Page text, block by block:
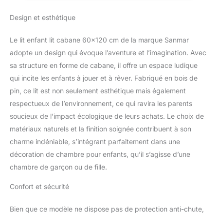
draper du tissu, attacher
des jouets ou suspendre
des guirlandes
possibilités sont infinies
pour créer un
environnement ludique
dans lequel l'imagination
de votre enfant peut
s'épanouir Ne vous
inquiétez pas : la faible
hauteur empêche votre
enfant de se blesser
d'espace pour entrer et
Design et esthétique
Le lit enfant lit cabane 60×120 cm de la marque Sanmar
adopte un design qui évoque l’aventure et l’imagination. Avec
sa structure en forme de cabane, il offre un espace ludique
qui incite les enfants à jouer et à rêver. Fabriqué en bois de
pin, ce lit est non seulement esthétique mais également
respectueux de l’environnement, ce qui ravira les parents
soucieux de l’impact écologique de leurs achats. Le choix de
matériaux naturels et la finition soignée contribuent à son
charme indéniable, s’intégrant parfaitement dans une
décoration de chambre pour enfants, qu’il s’agisse d’une
chambre de garçon ou de fille.
Confort et sécurité
Bien que ce modèle ne dispose pas de protection anti-chute,